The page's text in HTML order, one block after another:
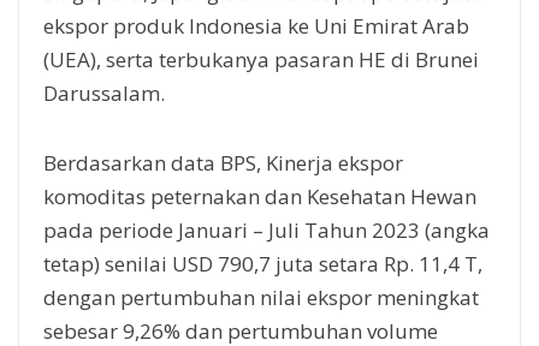
ekspor produk Indonesia ke Uni Emirat Arab
(UEA), serta terbukanya pasaran HE di Brunei
Darussalam.
Berdasarkan data BPS, Kinerja ekspor
komoditas peternakan dan Kesehatan Hewan
pada periode Januari – Juli Tahun 2023 (angka
tetap) senilai USD 790,7 juta setara Rp. 11,4 T,
dengan pertumbuhan nilai ekspor meningkat
sebesar 9,26% dan pertumbuhan volume